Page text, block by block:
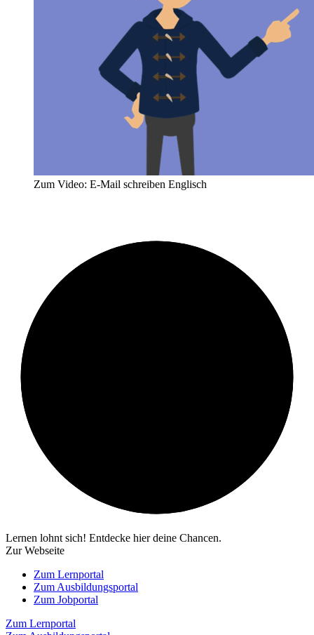
Zum Video: E-Mail schreiben Englisch
Lernen lohnt sich! Entdecke hier deine Chancen.
Zur Webseite
Zum Lernportal
Zum Ausbildungsportal
Zum Jobportal
Zum Lernportal